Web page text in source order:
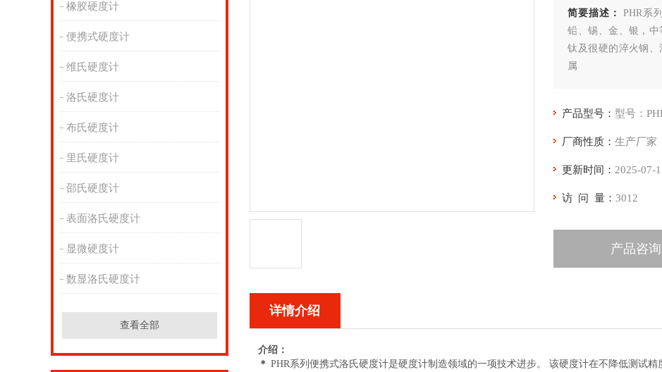
橡胶硬度计
便携式硬度计
维氏硬度计
洛氏硬度计
布氏硬度计
里氏硬度计
邵氏硬度计
表面洛氏硬度计
显微硬度计
数显洛氏硬度计
查看全部
简要描述：
PHR系
铅、锡、金、银，中
钛及很硬的淬火钢
属
产品型号：型号：
厂商性质：生产厂家
更新时间： 2025-07-
访 问 量：3012
产品咨询
详情介绍
介绍：
＊ PHR系列便携式洛氏硬度计是硬度计制造领域的一项技术进步。 该硬度计在不降低测试